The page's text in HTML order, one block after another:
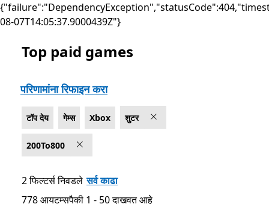
08-07T14:05:37.9000439Z"}
सूची Microsoft.com
Top paid games
परिणामांना रिफाइन करा
टॉप देय गेम्स Xbox शुटर
200To800
2 फिल्टर्स निवडले सर्व काढा
778 आयटम्सपैकी 1 - 50 दाखवत आहे
778 आयटम्सपैकी 1 - 50 दाखवत आहे